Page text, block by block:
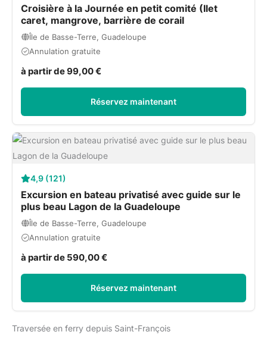
Croisière à la Journée en petit comité (Ilet
caret, mangrove, barrière de corail
Île de Basse-Terre, Guadeloupe
Annulation gratuite
à partir de 99,00 €
Réservez maintenant
4,9 (121)
Excursion en bateau privatisé avec guide sur le
plus beau Lagon de la Guadeloupe
Île de Basse-Terre, Guadeloupe
Annulation gratuite
à partir de 590,00 €
Réservez maintenant
Traversée en ferry depuis Saint-François